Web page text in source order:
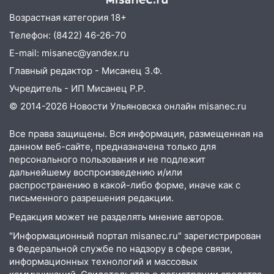
09:50 В Ульяновске черный коршун
застрял в тепловозе
09:44 Ульяновские спасатели помогли
юному велосипедисту на улице
Чернышевского
08:21 В Заволжском районе украли два
07:18 В Ульяновск идет
тридцатиградусная жара: какая будет
погода в четверг
06:00 Четыре года борьбы: ульяновские
юристы помогли женщине засудить УК
за плесень на стенах
05:00 Кому 6 августа звезды сулят
прибыль, а кому — испытания на
прочность
Возрастная категория 18+
Телефон: (8422) 46-26-70
E-mail: misanec@yandex.ru
Главный редактор - Мисанец З.Ф.
Учредитель - ИП Мисанец Р.Р.
© 2014-2026 Новости Ульяновска онлайн misanec.ru
Все права защищены. Вся информация, размещенная на
данном веб-сайте, предназначена только для
персонального пользования и не подлежит
дальнейшему воспроизведению и/или
распространению в какой-либо форме, иначе как с
письменного разрешения редакции.
Редакция может не разделять мнение авторов.
"Информационный портал misanec.ru" зарегистрирован
в Федеральной службе по надзору в сфере связи,
информационных технологий и массовых